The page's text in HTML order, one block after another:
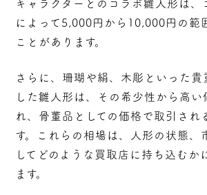
キャラクターとのコラボ雛人形は、
によって5,000円から10,000円の範
ことがあります。
さらに、珊瑚や絹、木彫といった貴
した雛人形は、その希少性から高い
れ、骨董品としての価格で取引され
す。これらの相場は、人形の状態、
してどのような買取店に持ち込むか
ます。